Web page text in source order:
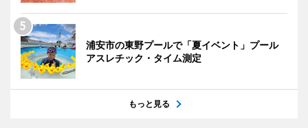
浦安市の東野プールで「夏イベント」プール
アスレチック・タイム測定
もっと見る